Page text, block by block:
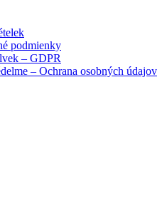
podmienky
– GDPR
– Ochrana osobných údajov